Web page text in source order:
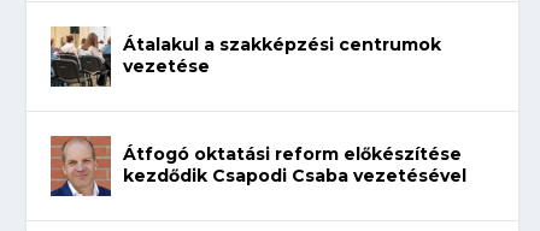
Átalakul a szakképzési centrumok
vezetése
Átfogó oktatási reform előkészítése
kezdődik Csapodi Csaba vezetésével